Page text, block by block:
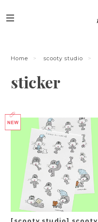
Home scooty studio
sticker